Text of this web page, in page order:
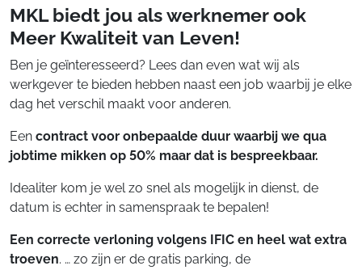
MKL biedt jou als werknemer ook
Meer Kwaliteit van Leven!
Ben je geïnteresseerd? Lees dan even wat wij als
werkgever te bieden hebben naast een job waarbij je elke
dag het verschil maakt voor anderen.
Een contract voor onbepaalde duur waarbij we qua
jobtime mikken op 50% maar dat is bespreekbaar.
Idealiter kom je wel zo snel als mogelijk in dienst, de
datum is echter in samenspraak te bepalen!
Een correcte verloning volgens IFIC en heel wat extra
troeven. … zo zijn er de gratis parking, de